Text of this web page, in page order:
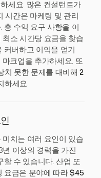
세요. 많은 컨설턴트가
시간은 마케팅 및 관리
총 수익 요구 사항을 이
소 시간당 요금을 찾습
커버하고 이익을 얻기
마크업을 추가하세요. 또
치 못한 문제를 대비해2
하세요.
치는 여러 요인이 있습
이상의 경력을 가진
할 수 있습니다. 산업 또
요금은 분야에 따라$45